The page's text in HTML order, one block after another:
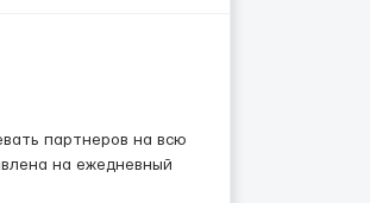
партнеров на всю
на ежедневный